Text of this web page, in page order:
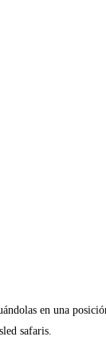
en una
safaris.